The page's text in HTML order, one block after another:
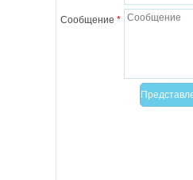
Сообщение *